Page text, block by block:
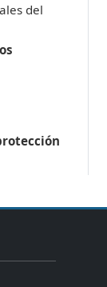
del